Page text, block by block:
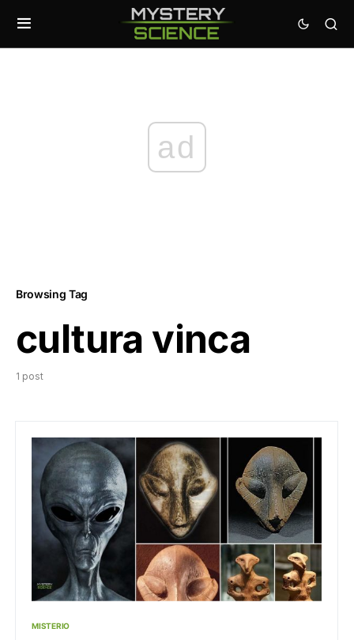
ad
Browsing Tag
cultura vinca
1 post
MISTERIO